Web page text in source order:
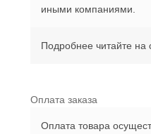
иными компаниями.
Подробнее читайте на
Оплата заказа
Оплата товара